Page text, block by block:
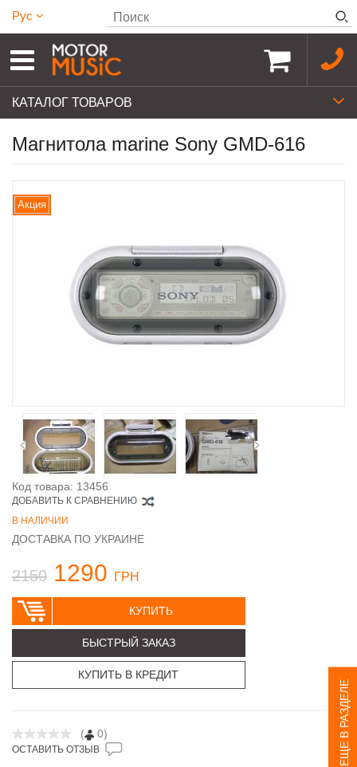
Рус
КАТАЛОГ ТОВАРОВ
ЕЩЕ В РАЗДЕЛЕ
Магнитола marine Sony GMD-616
Акция
Код товара: 13456
ДОБАВИТЬ К СРАВНЕНИЮ
В НАЛИЧИИ
ДОСТАВКА ПО УКРАИНЕ
2150 1290 ГРН
КУПИТЬ
БЫСТРЫЙ ЗАКАЗ
КУПИТЬ В КРЕДИТ
( 0)
ОСТАВИТЬ ОТЗЫВ